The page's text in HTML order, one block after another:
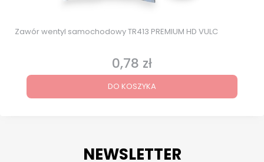
Zawór wentyl samochodowy TR413 PREMIUM HD VULC
Cena
0,78 zł
DO KOSZYKA
NEWSLETTER